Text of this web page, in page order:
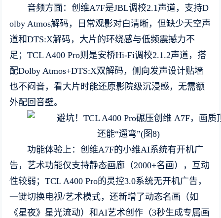
音频方面：创维A7F是JBL调校2.1声道，支持D
olby Atmos解码，日常观影对白清晰，但缺少天空声
道和DTS:X解码，大片的环绕感与低频震撼力不
足；TCL A400 Pro则是安桥Hi-Fi调校2.1.2声道，搭
配Dolby Atmos+DTS:X双解码，侧向发声设计贴墙
也不闷音，看大片时能还原影院级沉浸感，无需额
外配回音壁。
功能体验上：创维A7F的小维AI系统有开机广
告，艺术功能仅支持静态画廊（2000+名画），互动
性较弱；TCL A400 Pro的灵控3.0系统无开机广告，
一键切换电视/艺术模式，还新增了动态名画（如
《星夜》星光流动）和AI艺术创作（3秒生成专属画